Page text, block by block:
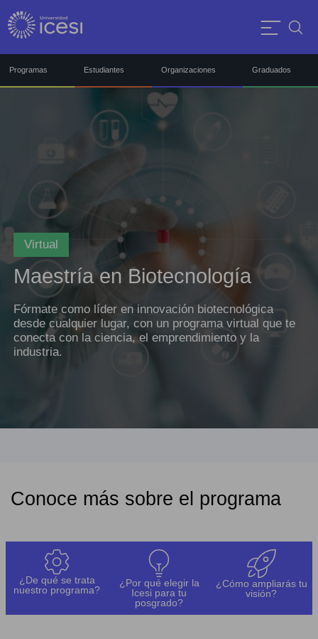
Programas Estudiantes Organizaciones Graduados
Virtual
Maestría en Biotecnología
Fórmate como líder en innovación biotecnológica
desde cualquier lugar, con un programa virtual que te
conecta con la ciencia, el emprendimiento y la
industria.
Conoce más sobre el programa
¿De qué se trata
nuestro programa?
¿Por qué elegir la
Icesi para tu
posgrado?
¿Cómo ampliarás tu
visión?